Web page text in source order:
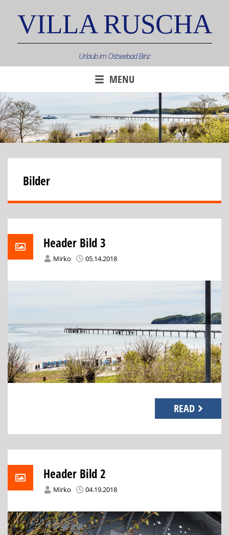
VILLA RUSCHA
Urlaub im Ostseebad Binz
MENU
Bilder
Header Bild 3
Mirko 05.14.2018
READ
Header Bild 2
Mirko 04.19.2018